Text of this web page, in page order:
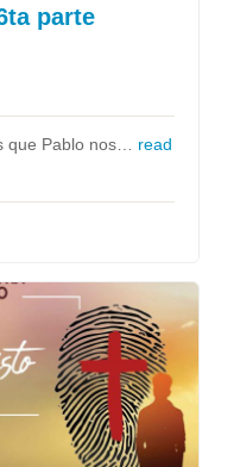
parte
que Pablo nos… read